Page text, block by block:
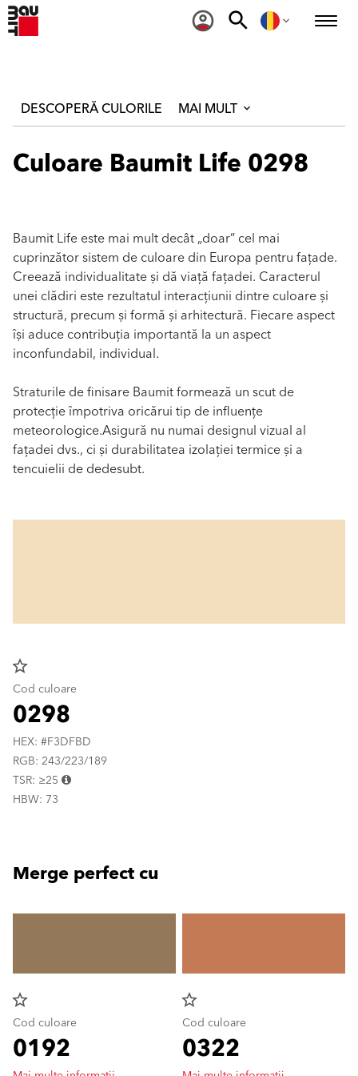
DESCOPERĂ CULORILE MAI MULT
Culoare Baumit Life 0298
Baumit Life este mai mult decât „doar” cel mai
cuprinzător sistem de culoare din Europa pentru fațade.
Creează individualitate și dă viață fațadei. Caracterul
unei clădiri este rezultatul interacțiunii dintre culoare și
structură, precum și formă și arhitectură. Fiecare aspect
își aduce contribuția importantă la un aspect
inconfundabil, individual.
Straturile de finisare Baumit formează un scut de
protecție împotriva oricărui tip de influențe
meteorologice.Asigură nu numai designul vizual al
fațadei dvs., ci și durabilitatea izolației termice și a
tencuielii de dedesubt.
star_border
Cod culoare
0298
HEX: #F3DFBD
RGB: 243/223/189
TSR: ≥25
HBW: 73
Merge perfect cu
star_border
Cod culoare
0192
star_border
Cod culoare
0322